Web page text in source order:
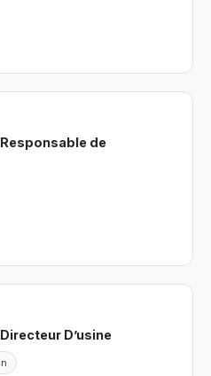
de
D’usine